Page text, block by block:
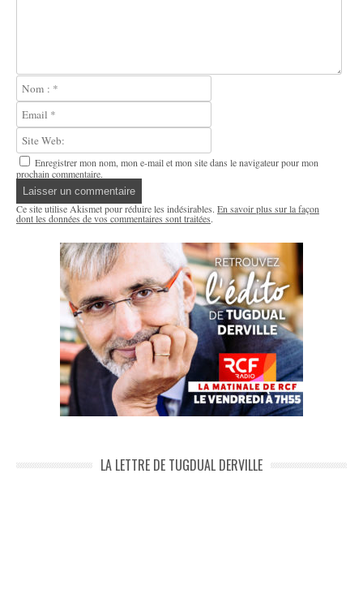
Enregistrer mon nom, mon e-mail et mon site dans le navigateur pour mon
prochain commentaire.
Ce site utilise Akismet pour réduire les indésirables. En savoir plus sur la façon
dont les données de vos commentaires sont traitées.
LA LETTRE DE TUGDUAL DERVILLE